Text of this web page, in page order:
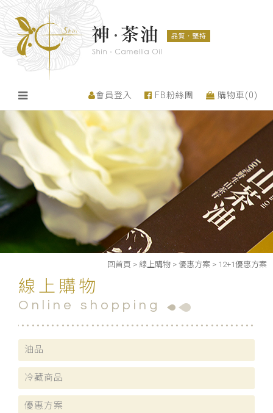
會員登入 FB粉絲團 購物車(0)
回首頁 > 線上購物 > 優惠方案 > 12+1優惠方案
線上購物
Online shopping
油品
冷藏商品
優惠方案